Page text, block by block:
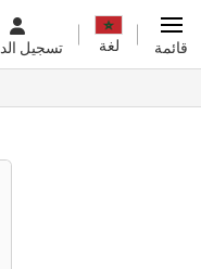
تسجيل لغة قائمة